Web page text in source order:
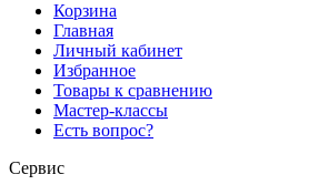
Корзина
Главная
Личный кабинет
Избранное
Товары к сравнению
Мастер-классы
Есть вопрос?
Сервис